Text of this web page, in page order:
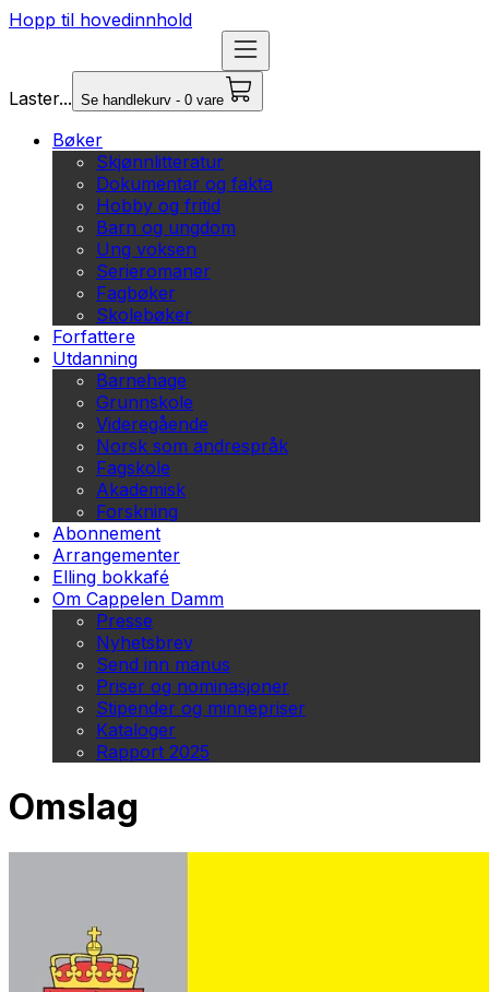
Hopp til hovedinnhold
Laster... Se handlekurv - 0 vare
Bøker
Skjønnlitteratur
Dokumentar og fakta
Hobby og fritid
Barn og ungdom
Ung voksen
Serieromaner
Fagbøker
Skolebøker
Forfattere
Utdanning
Barnehage
Grunnskole
Videregående
Norsk som andrespråk
Fagskole
Akademisk
Forskning
Abonnement
Arrangementer
Elling bokkafé
Om Cappelen Damm
Presse
Nyhetsbrev
Send inn manus
Priser og nominasjoner
Stipender og minnepriser
Kataloger
Rapport 2025
Omslag